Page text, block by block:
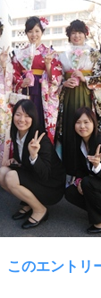
このエントリ